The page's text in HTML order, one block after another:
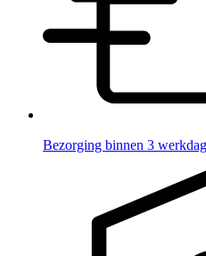
Bezorging binnen 3